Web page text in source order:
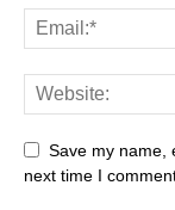
Save my name,
next time I